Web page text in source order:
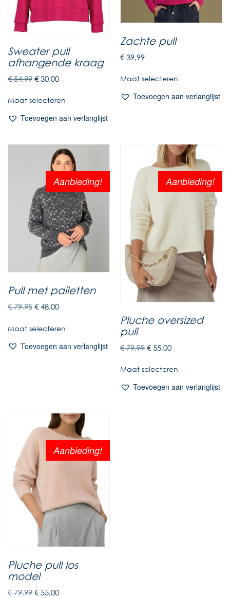
Sweater pull
afhangende kraag
€54,99 € 30,00
Maat selecteren
Toevoegen aan verlanglijst
Zachte pull
€ 39,99
Maat selecteren
Toevoegen aan verlanglijst
Aanbieding!
Pull met pailetten
€79,95 €48,00
Maat selecteren
Toevoegen aan verlanglijst
Aanbieding!
Pluche oversized
pull
€79,99 € 55,00
Maat selecteren
Toevoegen aan verlanglijst
Aanbieding!
Pluche pull los
model
€79,99 € 55,00